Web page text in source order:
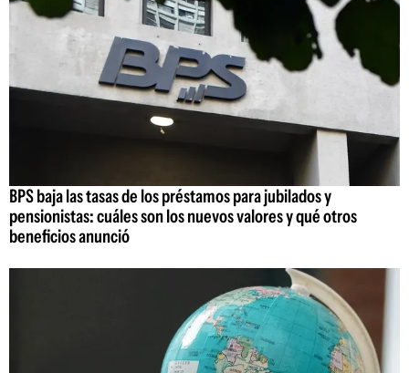
BPS baja las tasas de los préstamos para jubilados y
pensionistas: cuáles son los nuevos valores y qué otros
beneficios anunció